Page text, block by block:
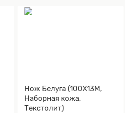
Нож Белуга (100Х13М,
Наборная кожа,
Текстолит)